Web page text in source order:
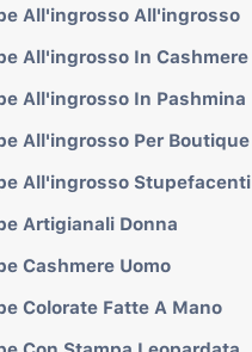
All'ingrosso All'ingrosso
All'ingrosso In Cashmere
All'ingrosso In Pashmina
All'ingrosso Per Boutique
All'ingrosso Stupefacenti
Artigianali Donna
Cashmere Uomo
Colorate Fatte A Mano